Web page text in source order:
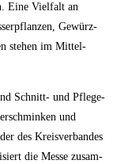
Eine Viel­falt an
Gewürz­
ste­hen im Mit­tel­
Schnitt- und Pfle­ge­
und
des Kreis­ver­ban­des
die Mes­se zusam­